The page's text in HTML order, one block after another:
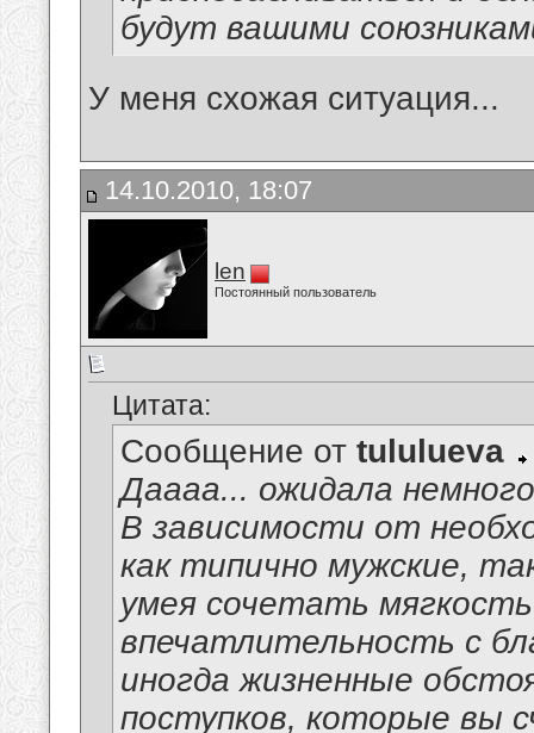
будут вашими
У меня схожая ситуация...
14.10.2010, 18:07
len
Постоянный пользователь
Цитата:
Сообщение от tululueva
Даааа... ожидала
В зависимости от
как типично мужские,
умея сочетать
впечатлительность с
иногда жизненные
поступков, которые вы